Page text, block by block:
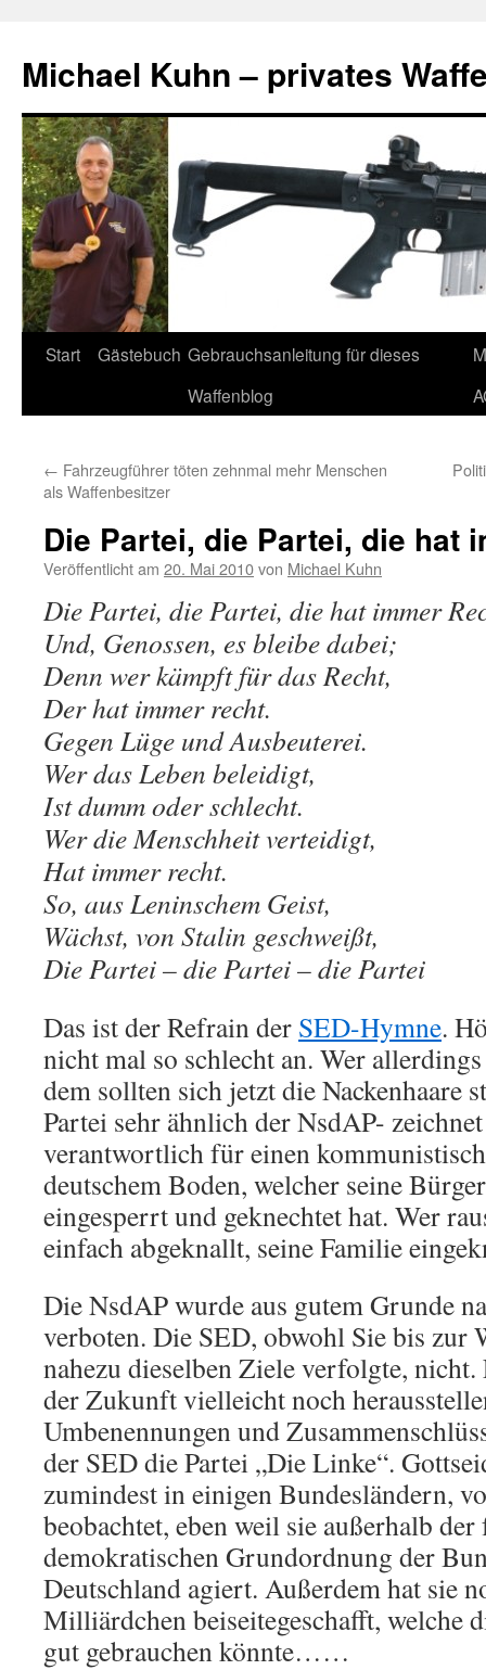
springen
Michael Kuhn – privates
Start Gästebuch Gebrauchsanleitung für dieses
Waffenblog
← Fahrzeugführer töten zehnmal mehr Menschen
als Waffenbesitzer
Die Partei, die Partei, die hat
Veröffentlicht am 20. Mai 2010von Michael Kuhn
Die Partei, die Partei, die hat immer
Und, Genossen, es bleibe dabei;
Denn wer kämpft für das Recht,
Der hat immer recht.
Gegen Lüge und Ausbeuterei.
Wer das Leben beleidigt,
Ist dumm oder schlecht.
Wer die Menschheit verteidigt,
Hat immer recht.
So, aus Leninschem Geist,
Wächst, von Stalin geschweißt,
Die Partei – die Partei – die Partei
Das ist der Refrain der SED-Hymne.
nicht mal so schlecht an. Wer
dem sollten sich jetzt die Nackenhaare
Partei sehr ähnlich der NsdAP-
verantwortlich für einen
deutschem Boden, welcher seine
eingesperrt und geknechtet hat. Wer
einfach abgeknallt, seine Familie
Die NsdAP wurde aus gutem Grunde
verboten. Die SED, obwohl Sie bis zur
nahezu dieselben Ziele verfolgte,
der Zukunft vielleicht noch
Umbenennungen und
der SED die Partei „Die Linke“.
zumindest in einigen Bundesländern,
beobachtet, eben weil sie außerhalb
demokratischen Grundordnung der
Deutschland agiert. Außerdem hat sie
Milliärdchen beiseitegeschafft, welche
gut gebrauchen könnte……